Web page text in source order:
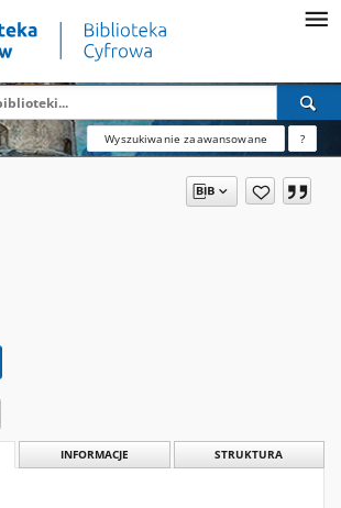
Wyszukiwanie zaawansowane ?
INFORMACJE STRUKTURA